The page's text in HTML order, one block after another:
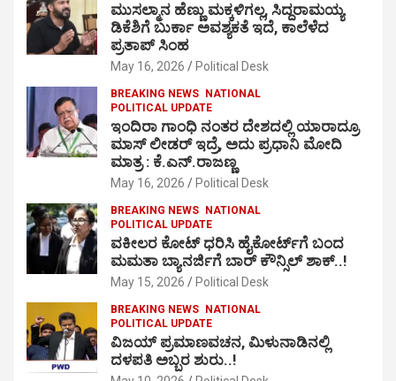
ಮುಸಲ್ಮಾನ ಹೆಣ್ಣು ಮಕ್ಕಳಿಗಲ್ಲ, ಸಿದ್ದರಾಮಯ್ಯ
ಡಿಕೆಶಿಗೆ ಬುರ್ಕಾ ಅವಶ್ಯಕತೆ ಇದೆ, ಕಾಲೆಳೆದ
ಪ್ರತಾಪ್ ಸಿಂಹ
May 16, 2026 Political Desk
BREAKING NEWS
NATIONAL
POLITICAL UPDATE
ಇಂದಿರಾ ಗಾಂಧಿ ನಂತರ ದೇಶದಲ್ಲಿ ಯಾರಾದ್ರೂ
ಮಾಸ್ ಲೀಡರ್ ಇದ್ರೆ, ಅದು ಪ್ರಧಾನಿ ಮೋದಿ
ಮಾತ್ರ : ಕೆ.ಎನ್.ರಾಜಣ್ಣ
May 16, 2026 Political Desk
BREAKING NEWS
NATIONAL
POLITICAL UPDATE
ವಕೀಲರ ಕೋಟ್ ಧರಿಸಿ ಹೈಕೋರ್ಟ್​ಗೆ ಬಂದ
ಮಮತಾ ಬ್ಯಾನರ್ಜಿಗೆ ಬಾರ್ ಕೌನ್ಸಿಲ್ ಶಾಕ್..!
May 15, 2026 Political Desk
BREAKING NEWS
NATIONAL
POLITICAL UPDATE
ವಿಜಯ್ ಪ್ರಮಾಣವಚನ, ಮಿಳುನಾಡಿನಲ್ಲಿ
ದಳಪತಿ ಅಬ್ಬರ ಶುರು..!